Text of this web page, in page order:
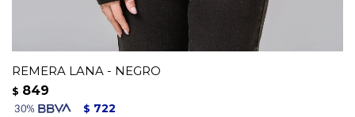
REMERA LANA - NEGRO
$ 849
$ 722